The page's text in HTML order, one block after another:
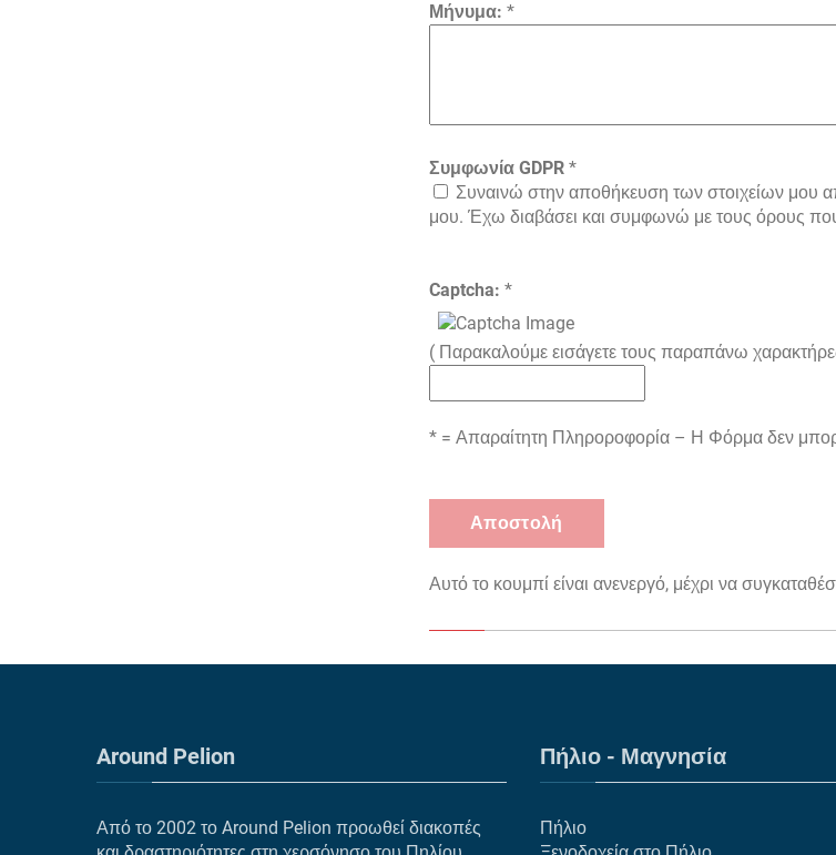
Μήνυμα: *
Συμφωνία GDPR *
Συναινώ στην αποθήκευση των στοιχείων μου
μου. Έχω διαβάσει και συμφωνώ με τους όρους
Captcha: *
( Παρακαλούμε εισάγετε τους παραπάνω
* = Απαραίτητη Πληροροφορία – Η Φόρμα δεν
Αυτό το κουμπί είναι ανενεργό, μέχρι να
Around Pelion
Από το 2002 το Around Pelion προωθεί διακοπές
Πήλιο - Μαγνησία
Πήλιο